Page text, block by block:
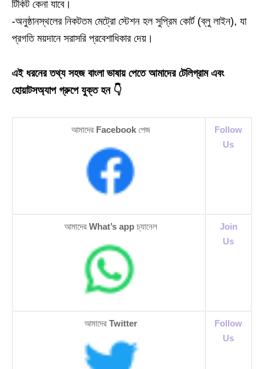
টিকিট কেনা যাবে।
-অনুষ্ঠানস্থলের নিকটতম মেট্রো স্টেশন হল সুপ্রিম কোর্ট (ব্লু লাইন), যা
প্রগতি ময়দানে সরাসরি প্রবেশাধিকার দেয়।
এই ধরনের তথ্য সহজ বাংলা ভাষায় পেতে আমাদের টেলিগ্রাম এবং
হোয়াটসঅ্যাপ গ্রুপে যুক্ত হন 👇
আমাদের Facebook পেজ
Follow
Us
আমাদের What’s app চ্যানেল
Join
Us
আমাদের Twitter
Follow
Us